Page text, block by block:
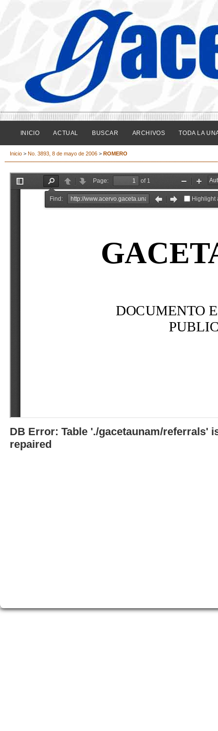
INICIO ACTUAL BUSCAR ARCHIVOS TODA LA
Inicio > No. 3893, 8 de mayo de 2006 > ROMERO
DB Error: Table './gacetaunam/referrals'
repaired